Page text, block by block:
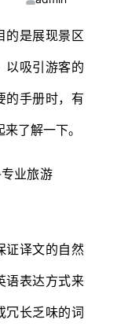
是展现景区
以吸引游客的
的手册时，有
了解一下。
译文的自然
语表达方式来
冗长乏味的词